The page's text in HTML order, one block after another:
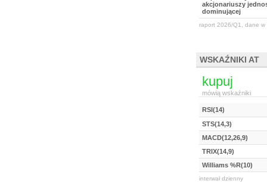
akcjonariuszy
dominującej
raport 2026/Q1, dane w
WSKAŹNIKI AT
kupuj
mówią wskaźniki
RSI(14)
STS(14,3)
MACD(12,26,9)
TRIX(14,9)
Williams %R(10)
interwał dzienny